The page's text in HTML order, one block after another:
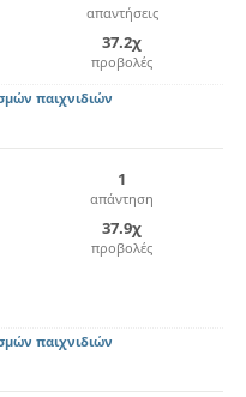
απαντήσεις
37.2χ
προβολές
παιχνιδιών
1
απάντηση
37.9χ
προβολές
παιχνιδιών